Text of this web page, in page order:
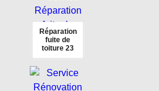
Réparation
fuite de
toiture 23